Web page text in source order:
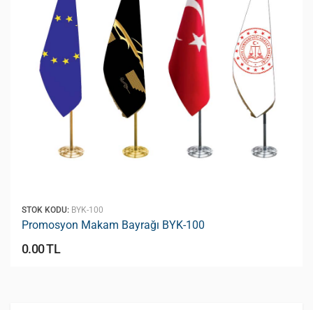
STOK KODU: BYK-100
Promosyon Makam Bayrağı BYK-100
0.00 TL